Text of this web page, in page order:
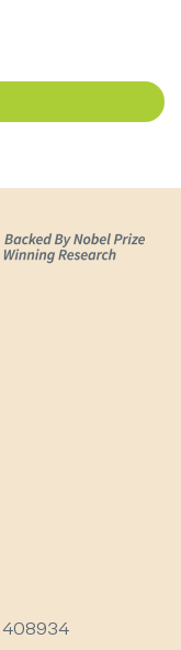
408934